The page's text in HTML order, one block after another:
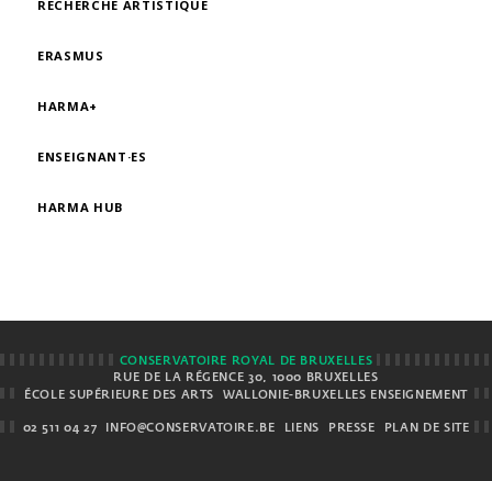
RECHERCHE ARTISTIQUE
ERASMUS
HARMA+
ENSEIGNANT·ES
HARMA HUB
CONSERVATOIRE ROYAL DE BRUXELLES
RUE DE LA RÉGENCE 30, 1000 BRUXELLES
ÉCOLE SUPÉRIEURE DES ARTS
WALLONIE-BRUXELLES ENSEIGNEMENT
02 511 04 27 INFO@CONSERVATOIRE.BE LIENS PRESSE PLAN DE SITE